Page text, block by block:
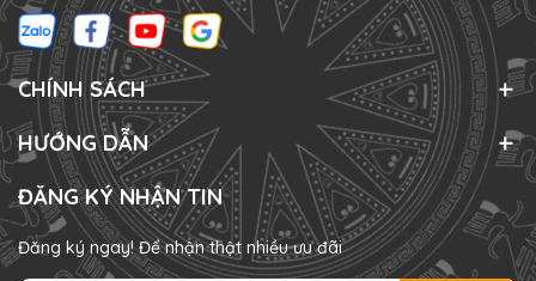
CHÍNH SÁCH
HƯỚNG DẪN
ĐĂNG KÝ NHẬN TIN
Đăng ký ngay! Để nhận thật nhiều ưu đãi